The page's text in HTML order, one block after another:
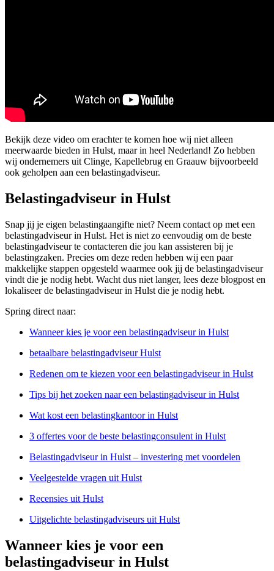
Bekijk deze video om erachter te komen hoe wij niet alleen
meerwaarde bieden in Hulst, maar in heel Nederland! Zo hebben
wij ondernemers uit Clinge, Kapellebrug en Graauw bijvoorbeeld
ook geholpen aan een belastingadviseur.
Belastingadviseur in Hulst
Snap jij je eigen belastingaangifte niet? Neem contact op met een
belastingadviseur in Hulst. Het is niet zo eenvoudig om de beste
belastingadviseur te contacteren die jou kan assisteren bij je
belastingzaken. Precies om deze reden hebben wij een paar
makkelijke stappen opgesteld waarmee ook jij de belastingadviseur
vindt die je nodig hebt. Wacht dus niet langer, lees deze blogpost en
lokaliseer de belastingadviseur in Hulst die je nodig hebt.
Spring direct naar:
Wanneer kies je voor een belastingadviseur in Hulst
betaalbare belastingadviseur Hulst
Redenen om te kiezen voor een belastingadviseur in Hulst
Tips bij het zoeken naar een belastingadviseur in Hulst
Wat kost een belastingkantoor in Hulst
3 offertes voor de beste belastingconsulent in Hulst
Belastingadviseur in Hulst – investering met voordelen
Veelgestelde vragen uit Hulst
Recensies uit Hulst
Uitgelichte belastingadviseurs uit Hulst
Wanneer kies je voor een
belastingadviseur in Hulst